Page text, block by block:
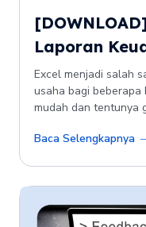
Laporan
Excel menjadi salah
usaha bagi beberapa
mudah dan tentunya
Baca Selengkapnya